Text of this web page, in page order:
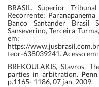
BRASIL. Superior
Recorrente:
Banco Santander Brasil
Sanseverino, Terceira
em:
https://
teor-638039241. Acesso
BREKOULAKIS, Stavros.
parties in arbitration. Penn
p.1165- 1186, 07 jan. 2009.